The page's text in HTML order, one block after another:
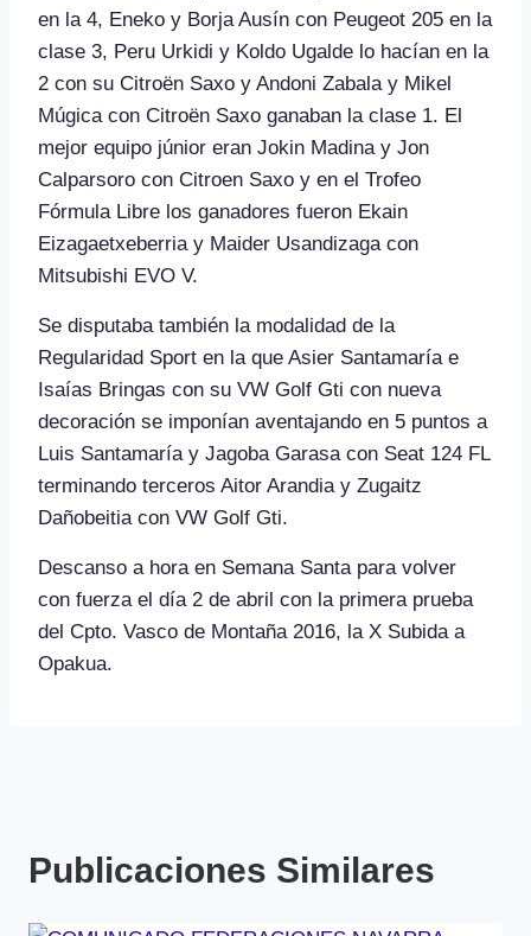
en la 4, Eneko y Borja Ausín con Peugeot 205 en la
clase 3, Peru Urkidi y Koldo Ugalde lo hacían en la
2 con su Citroën Saxo y Andoni Zabala y Mikel
Múgica con Citroën Saxo ganaban la clase 1. El
mejor equipo júnior eran Jokin Madina y Jon
Calparsoro con Citroen Saxo y en el Trofeo
Fórmula Libre los ganadores fueron Ekain
Eizagaetxeberria y Maider Usandizaga con
Mitsubishi EVO V.
Se disputaba también la modalidad de la
Regularidad Sport en la que Asier Santamaría e
Isaías Bringas con su VW Golf Gti con nueva
decoración se imponían aventajando en 5 puntos a
Luis Santamaría y Jagoba Garasa con Seat 124 FL
terminando terceros Aitor Arandia y Zugaitz
Dañobeitia con VW Golf Gti.
Descanso a hora en Semana Santa para volver
con fuerza el día 2 de abril con la primera prueba
del Cpto. Vasco de Montaña 2016, la X Subida a
Opakua.
Publicaciones Similares